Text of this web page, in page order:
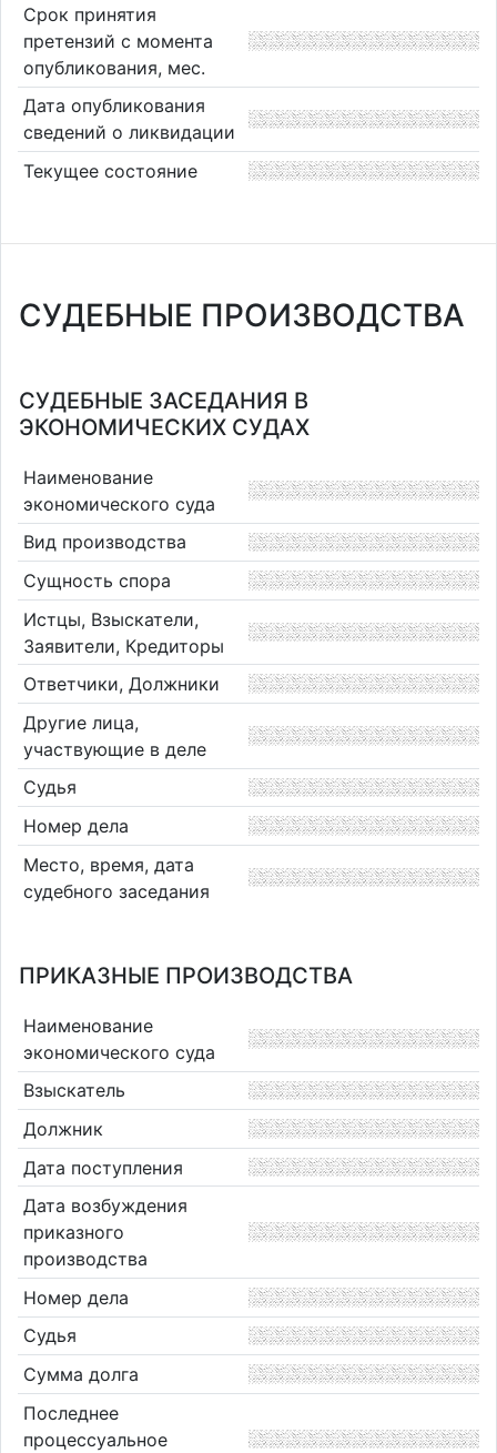
Срок принятия
претензий с момента
опубликования, мес.
Дата опубликования
сведений о ликвидации
Текущее состояние
СУДЕБНЫЕ ПРОИЗВОДСТВА
СУДЕБНЫЕ ЗАСЕДАНИЯ В
ЭКОНОМИЧЕСКИХ СУДАХ
Наименование
экономического суда
Вид производства
Сущность спора
Истцы, Взыскатели,
Заявители, Кредиторы
Ответчики, Должники
Другие лица,
участвующие в деле
Судья
Номер дела
Место, время, дата
судебного заседания
ПРИКАЗНЫЕ ПРОИЗВОДСТВА
Наименование
экономического суда
Взыскатель
Должник
Дата поступления
Дата возбуждения
приказного
производства
Номер дела
Судья
Сумма долга
Последнее
процессуальное